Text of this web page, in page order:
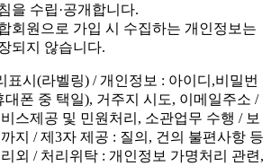
다?
찮은 겁니다.
강 신호
로젝트
을 수립·공개합니다.
회원으로 가입 시 수집하는 개인정보는
되지 않습니다.